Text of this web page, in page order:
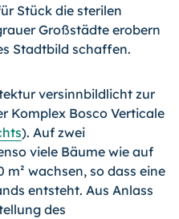
Stück die sterilen
Großstädte erobern
Stadtbild schaffen.
versinnbildlicht zur
Komplex Bosco Verticale
). Auf zwei
viele Bäume wie auf
wachsen, so dass eine
entsteht. Aus An­lass
des